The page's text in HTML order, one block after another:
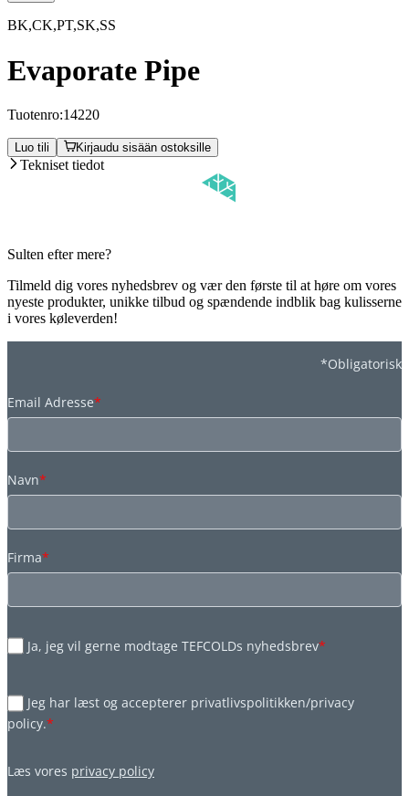
BK,CK,PT,SK,SS
Evaporate Pipe
Tuotenro:14220
Luo tili Kirjaudu sisään ostoksille
Tekniset tiedot
Sulten efter mere?
Tilmeld dig vores nyhedsbrev og vær den første til at høre om vores
nyeste produkter, unikke tilbud og spændende indblik bag kulisserne
i vores køleverden!
*Obligatorisk
Email Adresse*
Navn*
Firma*
Ja, jeg vil gerne modtage TEFCOLDs nyhedsbrev*
Jeg har læst og accepterer privatlivspolitikken/privacy
policy.*
Læs vores privacy policy